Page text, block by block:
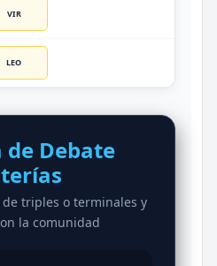
VIR
LEO
de Debate
triples o terminales y
la comunidad